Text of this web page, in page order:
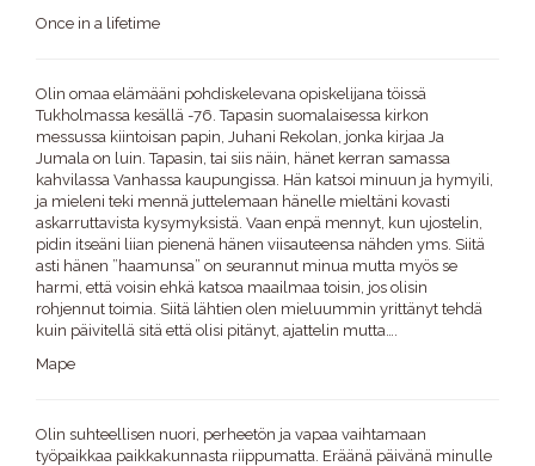
Once in a lifetime
Olin omaa elämääni pohdiskelevana opiskelijana töissä
Tukholmassa kesällä -76. Tapasin suomalaisessa kirkon
messussa kiintoisan papin, Juhani Rekolan, jonka kirjaa Ja
Jumala on luin. Tapasin, tai siis näin, hänet kerran samassa
kahvilassa Vanhassa kaupungissa. Hän katsoi minuun ja hymyili,
ja mieleni teki mennä juttelemaan hänelle mieltäni kovasti
askarruttavista kysymyksistä. Vaan enpä mennyt, kun ujostelin,
pidin itseäni liian pienenä hänen viisauteensa nähden yms. Siitä
asti hänen ”haamunsa” on seurannut minua mutta myös se
harmi, että voisin ehkä katsoa maailmaa toisin, jos olisin
rohjennut toimia. Siitä lähtien olen mieluummin yrittänyt tehdä
kuin päivitellä sitä että olisi pitänyt, ajattelin mutta….
Mape
Olin suhteellisen nuori, perheetön ja vapaa vaihtamaan
työpaikkaa paikkakunnasta riippumatta. Eräänä päivänä minulle